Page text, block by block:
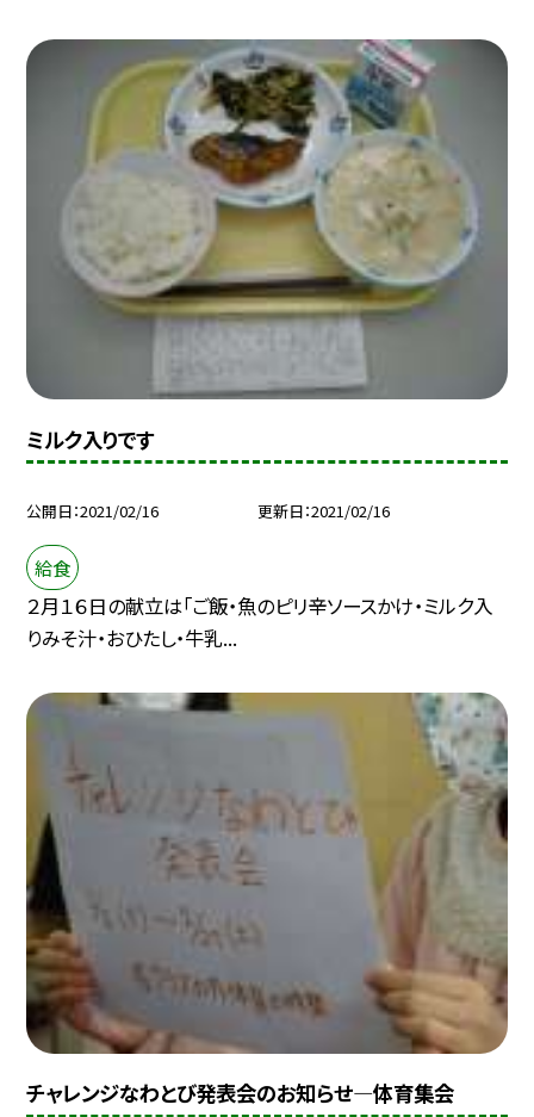
ミルク入りです
公開日 2021/02/16 更新日 2021/02/16
給食
２月１６日の献立は「ご飯・魚のピリ辛ソースかけ・ミルク入
りみそ汁・おひたし・牛乳...
チャレンジなわとび発表会のお知らせ—体育集会